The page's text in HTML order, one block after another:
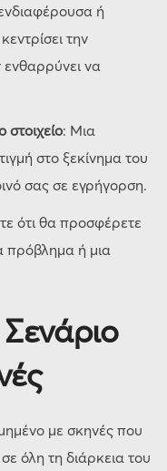
ή
την
ενθαρρύνει να
: Μια
στο ξεκίνημα του
σας σε εγρήγορση.
ότι θα προσφέρετε
πρόβλημα ή μια
με σκηνές που
όλη τη διάρκεια του